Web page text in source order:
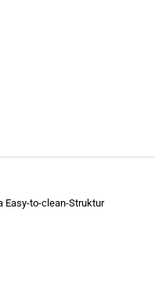
Easy-to-clean-Struktur